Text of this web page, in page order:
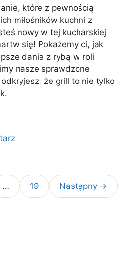
które z pewnością
miłośników kuchni z
nowy w tej kucharskiej
się! Pokażemy ci, jak
danie z rybą w roli
nasze sprawdzone
że grill to nie tylko
… Page
19 Następny →